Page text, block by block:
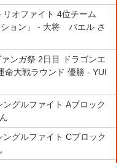
リオファイト 4位チーム
ション」 - 大将 バエル さ
ンガ祭 2日目 ドラゴンエ
命大戦ラウンド 優勝 - YUI
グルファイト Aブロック
グルファイト Cブロック